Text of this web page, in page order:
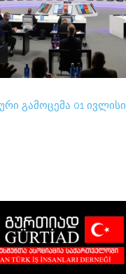
გამოცემა 01 ივლისი